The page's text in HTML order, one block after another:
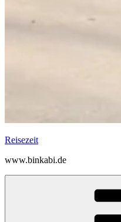
Reisezeit
www.binkabi.de